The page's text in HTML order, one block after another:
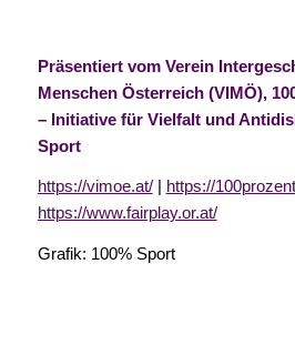
Präsentiert vom Verein
Menschen Österreich (VIMÖ),
– Initiative für Vielfalt und
Sport
https://vimoe.at/| https://
https://www.fairplay.or.at/
Grafik: 100% Sport